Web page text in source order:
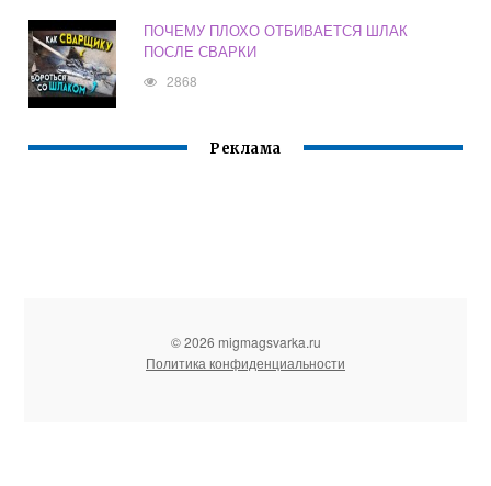
ПОЧЕМУ ПЛОХО ОТБИВАЕТСЯ ШЛАК
ПОСЛЕ СВАРКИ
2868
Реклама
© 2026 migmagsvarka.ru
Политика конфиденциальности